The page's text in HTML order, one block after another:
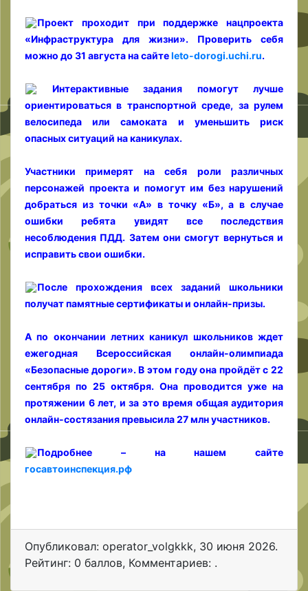
Проект проходит при поддержке нацпроекта
«Инфраструктура для жизни». Проверить себя
можно до 31 августа на сайтеleto-dorogi.uchi.ru.
Интерактивные задания помогут лучше
ориентироваться в транспортной среде, за рулем
велосипеда или самоката и уменьшить риск
опасных ситуаций на каникулах.
Участники примерят на себя роли различных
персонажей проекта и помогут им без нарушений
добраться из точки «А» в точку «Б», а в случае
ошибки ребята увидят все последствия
несоблюдения ПДД. Затем они смогут вернуться и
исправить свои ошибки.
После прохождения всех заданий школьники
получат памятные сертификаты и онлайн-призы.
А по окончании летних каникул школьников ждет
ежегодная Всероссийская онлайн-олимпиада
«Безопасные дороги». В этом году она пройдёт с 22
сентября по 25 октября. Она проводится уже на
протяжении 6 лет, и за это время общая аудитория
онлайн-состязания превысила 27 млн участников.
Подробнее – на нашем сайте
госавтоинспекция.рф
Опубликовал: operator_volgkkk, 30 июня 2026.
Рейтинг: 0 баллов, Комментариев: .